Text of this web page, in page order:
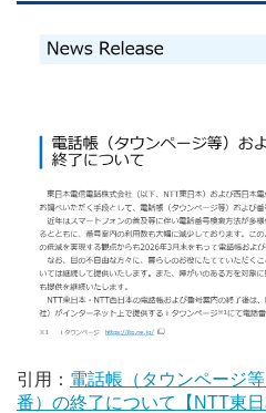
引用： 電話帳（タウンページ
番）の終了について【NTT東日